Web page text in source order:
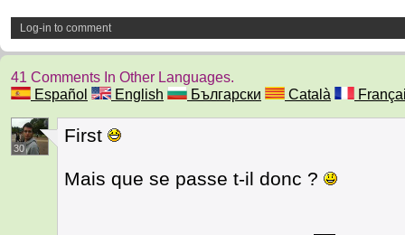
Log-in to comment
41 Comments In Other Languages.
Español
English Български Català
30
First
Mais que se passe t-il donc ?